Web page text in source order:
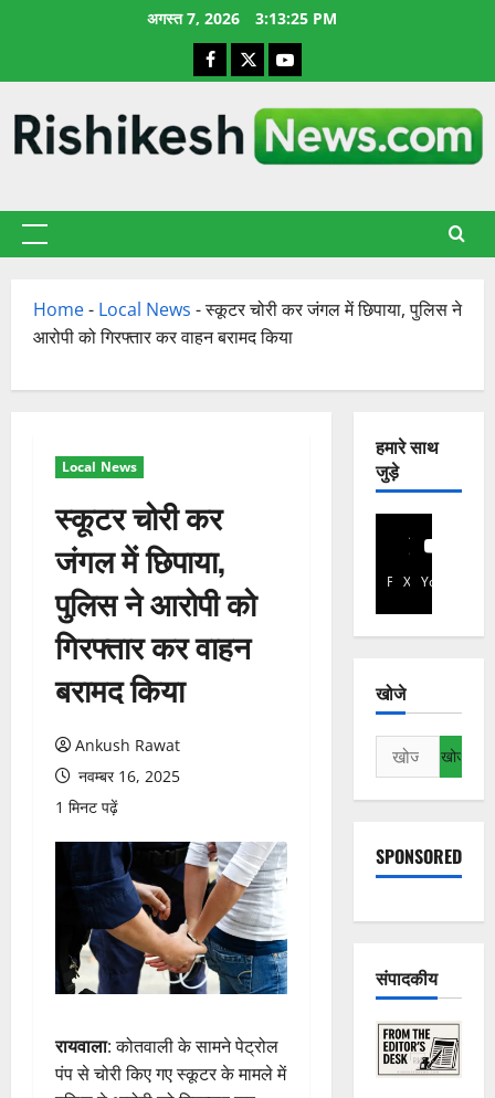
अगस्त 7, 2026 3:13:26 PM
Facebook
X YouTube
प्राथमिक
Home- Local News -स्कूटर चोरी कर जंगल में छिपाया, पुलिस ने
आरोपी को गिरफ्तार कर वाहन बरामद किया
Local News
स्कूटर चोरी कर
जंगल में छिपाया,
पुलिस ने आरोपी को
गिरफ्तार कर वाहन
बरामद किया
Ankush Rawat
नवम्बर 16, 2025
1 मिनट पढ़ें
रायवाला: कोतवाली के सामने पेट्रोल
पंप से चोरी किए गए स्कूटर के मामले में
हमारे साथ
जुड़े
Facebook
X YouTube
खोजे
निम्न
को
खोजें:
SPONSORED
संपादकीय